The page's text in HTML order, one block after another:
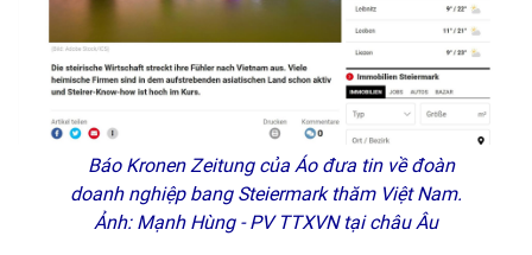
Báo Kronen Zeitung của Áo đưa tin về đoàn
doanh nghiệp bang Steiermark thăm Việt Nam.
Ảnh: Mạnh Hùng - PV TTXVN tại châu Âu